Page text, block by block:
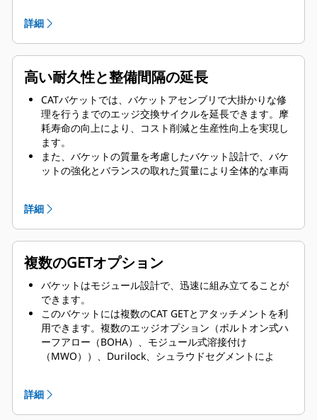
バケットアセンブリのコンポーネントにはハイグレード
の材料が使用されています。
詳細
高い耐久性と整備間隔の延長
CATバケットでは、バケットアセンブリで大掛かりな修
理を行うまでのエッジ交換サイクルを延長できます。摩
耗寿命の向上により、コスト削減と生産性向上を実現し
ます。
また、バケットの質量を考慮したバケット設計で、バケ
ットの強化とバランスの取れた質量により全体的な車両
詳細
複数のGETオプション
バケットはモジュール設計で、迅速に組み立てることが
できます。
このバケットには複数のCAT GETとアタッチメントを利
用できます。複数のエッジオプション（ボルトオン式ハ
ーフアロー（BOHA）、モジュール式溶接付け
（MWO））、Durilock、シュラウドセグメントによ
ブームやリフトアーム、コンポーネントなどが破損する
可能性が減ります。
詳細